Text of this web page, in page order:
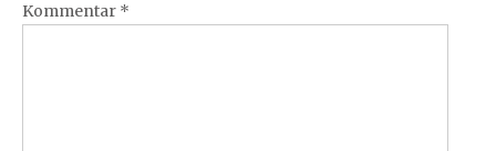
Kommentar *